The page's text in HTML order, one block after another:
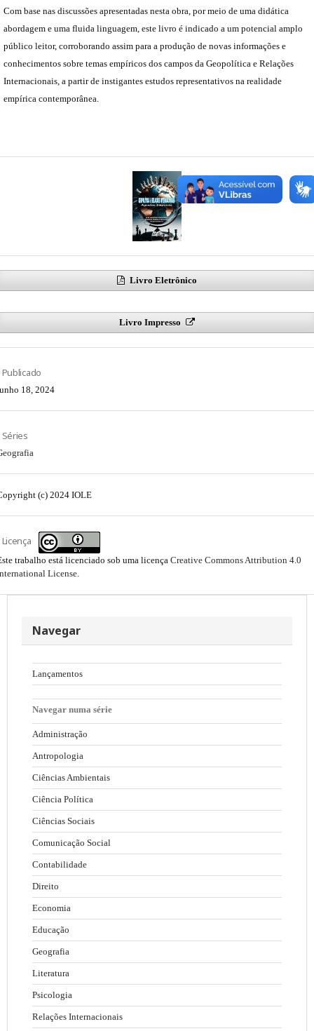
Com base nas discussões apresentadas nesta obra, por meio de uma didática
abordagem e uma fluida linguagem, este livro é indicado a um potencial amplo
público leitor, corroborando assim para a produção de novas informações e
conhecimentos sobre temas empíricos dos campos da Geopolítica e Relações
Internacionais, a partir de instigantes estudos representativos na realidade
empírica contemporânea.
Livro Eletrônico
Livro Impresso
Publicado
18, 2024
Séries
(c) 2024 IOLE
Licença
trabalho está licenciado sob uma licença Creative Commons Attribution 4.0
License
Navegar
Lançamentos
Navegar numa série
Administração
Antropologia
Ciências Ambientais
Ciência Política
Ciências Sociais
Comunicação Social
Contabilidade
Direito
Economia
Educação
Geografia
Literatura
Psicologia
Relações Internacionais